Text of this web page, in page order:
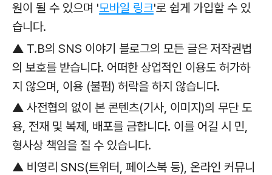
원이 될 수 있으며 '모바일 링크'로 쉽게 가입할 수 있
습니다.
▲ T.B의 SNS 이야기 블로그의 모든 글은 저작권법
의 보호를 받습니다. 어떠한 상업적인 이용도 허가하
지 않으며, 이용 (불펌) 허락을 하지 않습니다.
▲ 사전협의 없이 본 콘텐츠(기사, 이미지)의 무단 도
용, 전재 및 복제, 배포를 금합니다. 이를 어길 시 민,
형사상 책임을 질 수 있습니다.
▲ 비영리 SNS(트위터, 페이스북 등), 온라인 커뮤니